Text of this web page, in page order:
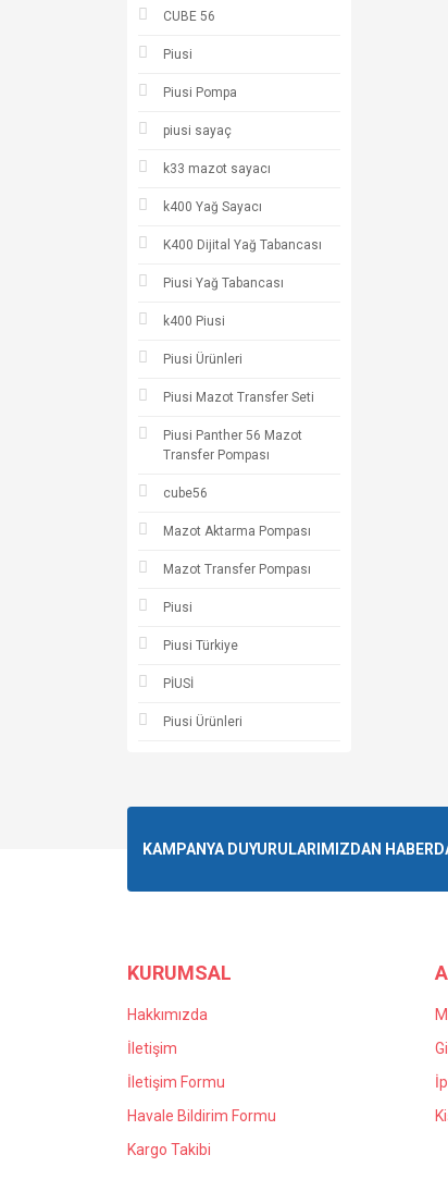
CUBE 56
Piusi
Piusi Pompa
piusi sayaç
k33 mazot sayacı
k400 Yağ Sayacı
K400 Dijital Yağ Tabancası
Piusi Yağ Tabancası
k400 Piusi
Piusi Ürünleri
Piusi Mazot Transfer Seti
Piusi Panther 56 Mazot
Transfer Pompası
cube56
Mazot Aktarma Pompası
Mazot Transfer Pompası
Piusi
Piusi Türkiye
PİUSİ
Piusi Ürünleri
KAMPANYA DUYURULARIMIZDAN
KURUMSAL
Hakkımızda
İletişim
İletişim Formu
Havale Bildirim Formu
Kargo Takibi